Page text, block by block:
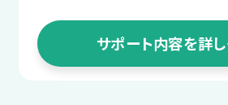
長く働くための
職場との関係づ
就職活動の知識
身につける
業務の不安や要望を企
業務の調整方法を身に
サポート内容を詳し